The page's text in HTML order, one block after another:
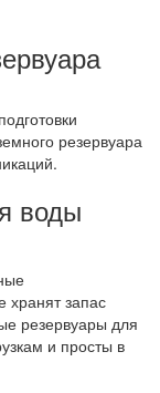
резервуара
воды
запас
резервуары для
и просты в